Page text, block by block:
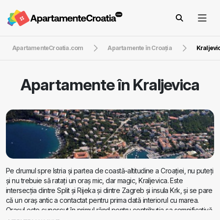
ApartamenteCroatia.com Apartamente în Croaţia
Apartamente în Kraljevica
Pe drumul spre Istria și partea de coastă-altitudine a Croației, nu puteți
și nu trebuie să ratați un oraș mic, dar magic, Kraljevica. Este
intersecția dintre Split și Rijeka și dintre Zagreb și insula Krk, și se pare
că un oraș antic a contactat pentru prima dată interiorul cu marea.
Orașul este cunoscut în primul rând pentru contribuția sa semnificativă